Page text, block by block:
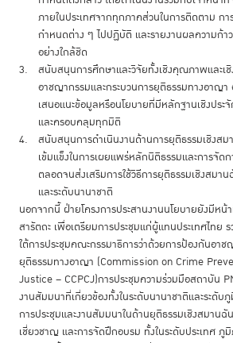
ภายในประเทศจากทุกภาคส่วนในการติดตาม กา
กำหนดต่าง ๆ ไปปฏิบัติ และรายงานผลความก้า
อย่างใกล้ชิด
สนับสนุนการศึกษาและวิจัยทั้งเชิงคุณภาพและเ
อาชญากรรมและกระบวนการยุติธรรมทางอาญา
เสนอแนะข้อมูลหรือนโยบายที่มีหลักฐานเชิงปร
และครอบคลุมทุกมิติ
สนับสนุนการดำเนินงานด้านการยุติธรรมเชิงส
เข้มแข็งในการเผยแพร่หลักนิติธรรมและการจัด
ตลอดจนส่งเสริมการใช้วิธีการยุติธรรมเชิงสมาน
และระดับนานาชาติ
นอกจากนี้ ฝ่ายโครงการประสานงานนโยบายยังมีห
สารัตถะ เพื่อเตรียมการประชุมแก่ผู้แทนประเทศไทย
ใต้การประชุมคณะกรรมาธิการว่าด้วยการป้องกันอาช
ยุติธรรมทางอาญา (Commission on Crime
Justice – CCPCJ)การประชุมความร่วมมือสถาบัน
งานสัมมนาที่เกี่ยวข้องทั้งในระดับนานาชาติและระดั
การประชุมและงานสัมมนาในด้านยุติธรรมเชิงสมาน
เชี่ยวชาญ และการจัดฝึกอบรม ทั้งในระดับประเทศ ภู